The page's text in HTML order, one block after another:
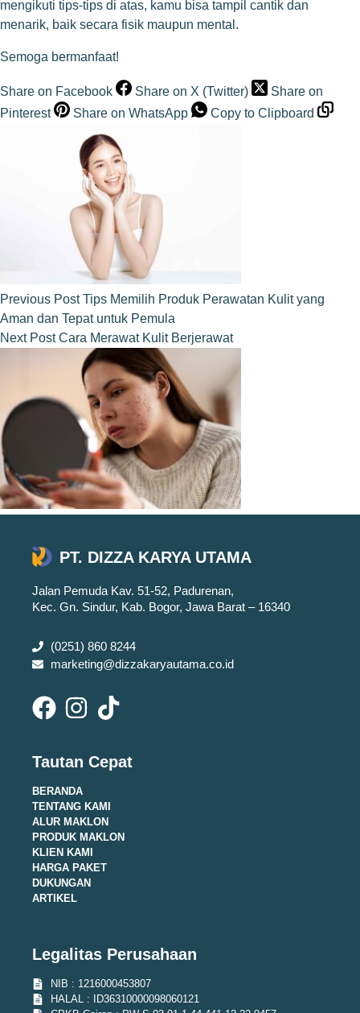
mengikuti tips-tips di atas, kamu bisa tampil cantik dan
menarik, baik secara fisik maupun mental.
Semoga bermanfaat!
Share on Facebook Share on X (Twitter)
Share on
Pinterest
Share on WhatsApp Copy to Clipboard
Previous Post Tips Memilih Produk Perawatan Kulit yang
Aman dan Tepat untuk Pemula
Next Post Cara Merawat Kulit Berjerawat
PT. DIZZA KARYA UTAMA
Jalan Pemuda Kav. 51-52, Padurenan,
Kec. Gn. Sindur, Kab. Bogor, Jawa Barat – 16340
(0251) 860 8244
marketing@dizzakaryautama.co.id
Tautan Cepat
BERANDA
TENTANG KAMI
ALUR MAKLON
PRODUK MAKLON
KLIEN KAMI
HARGA PAKET
DUKUNGAN
ARTIKEL
Legalitas Perusahaan
NIB : 1216000453807
HALAL : ID36310000098060121